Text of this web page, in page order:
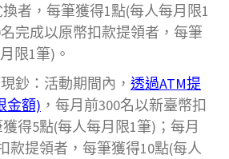
者，每筆獲得1點(每人每月限1
完成以原幣扣款提領者，每筆
限1筆)。
鈔：活動期間內， 透過ATM提
金額) ，每月前300名以新臺幣扣
得5點(每人每月限1筆)；每月
款提領者，每筆獲得10點(每人